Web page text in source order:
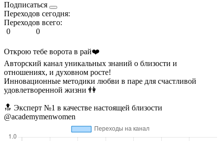
Подписаться
Переходов сегодня:
Переходов всего:
0
0
Открою тебе ворота в рай❤️
Авторский канал уникальных знаний о близости и
отношениях, и духовном росте!
Инновационные методики любви в паре для счастливой
удовлетворенной жизни 👫
🔝 Эксперт №1 в качестве настоящей близости
@academymenwomen